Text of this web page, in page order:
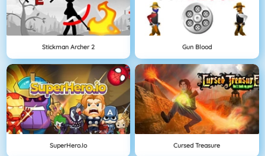
Stickman Archer 2 Gun Blood
SuperHero.io Cursed Treasure